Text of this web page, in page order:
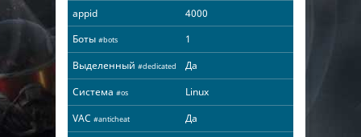
appid
4000
Боты #bots
1
Выделенный #dedicated
Да
Система #os
Linux
VAC #anticheat
Да